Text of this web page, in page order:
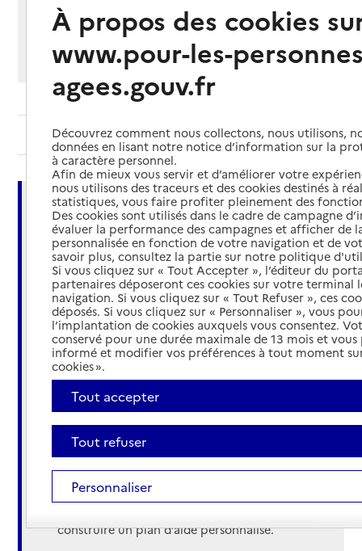
ImprimerPartager par email
Partager sur Facebook
Partager sur XPartager sur Linkedin
Si vous souhaitez partager sur Facebook, LinkedIn, X et
Whatsapp, veuillez autoriser le dépôt de cookies .
Sommaire
À retenir
L’APA (Allocation personnalisée d’autonomie) à
domicile aide à payer les dépenses nécessaires
pour faciliter la vie à domicile en cas de perte
d’autonomie.
La démarche pour votre demande d'APA à
domicile :
Transmission au conseil départemental du
formulaire "Demande d’aides à l’autonomie à
domicile" (qui vous permet de faire votre
demande d’APA) soit par courrier soit via le
service en ligne, selon votre département de
résidence ;
Visite d’évaluation à votre domicile par une
équipe médico‑sociale pour définir vos
construire un plan d’aide personnalisé.
À propos des cookies
www.pour-les-
agees.gouv.fr
Découvrez comment nous collectons, nous utilisons,
données en lisant notre notice d’information sur la
à caractère personnel.
Afin de mieux vous servir et d’améliorer votre
nous utilisons des traceurs et des cookies destinés à
statistiques, vous faire profiter pleinement des
Des cookies sont utilisés dans le cadre de campagne
évaluer la performance des campagnes et afficher de
personnalisée en fonction de votre navigation et de
savoir plus, consultez la partie sur notre politique
Si vous cliquez sur « Tout Accepter », l’éditeur du
partenaires déposeront ces cookies sur votre terminal
navigation. Si vous cliquez sur « Tout Refuser », ces
déposés. Si vous cliquez sur « Personnaliser », vous
l’implantation de cookies auxquels vous consentez.
conservé pour une durée maximale de 13 mois et
informé et modifier vos préférences à tout moment
cookies ».
Tout accepter
Tout refuser
Personnaliser